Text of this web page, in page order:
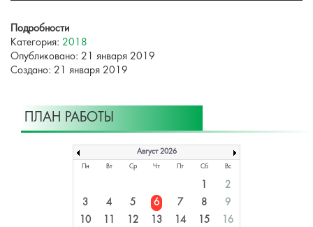
Подробности
Категория: 2018
Опубликовано: 21 января 2019
Создано: 21 января 2019
ПЛАН РАБОТЫ
Август 2026
Пн Вт Ср Чт Пт Сб Вс
1
2
3
4 5 6 7 8
9
10
11 12 13 14 15 16